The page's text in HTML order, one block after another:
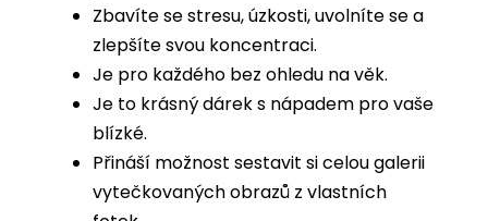
Zbavíte se stresu, úzkosti, uvolníte se a
zlepšíte svou koncentraci.
Je pro každého bez ohledu na věk.
Je to krásný dárek s nápadem pro vaše
blízké.
Přináší možnost sestavit si celou galerii
vytečkovaných obrazů z vlastních